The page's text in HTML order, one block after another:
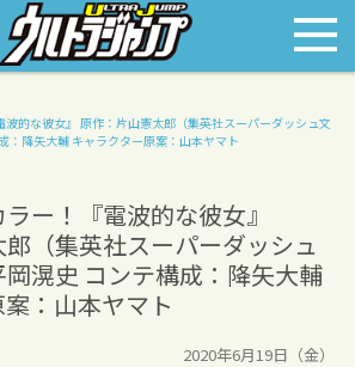
的な彼女』 原作：片山憲太郎（集英社スーパーダッシュ文
：降矢大輔 キャラクター原案：山本ヤマト
ー！『電波的な彼女』
（集英社スーパーダッシュ
滉史 コンテ構成：降矢大輔
：山本ヤマト
2020年6月19日（金）